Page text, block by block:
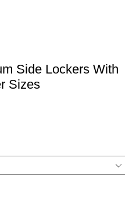
Side Lockers With
Sizes